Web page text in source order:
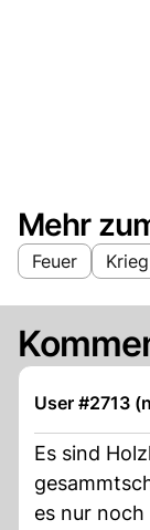
Mehr
Feuer Krieg
User #2713
Es sind
es nur